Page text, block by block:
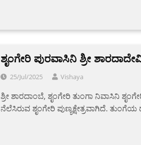
ಶೃಂಗೇರಿ ಪುರವಾಸಿನಿ ಶ್ರೀ
25/Jul/2025 Vishaya
ಶ್ರೀ ಶಾರದಾಂಬೆ, ಶೃಂಗೇರಿ ತುಂಗಾ ನಿವಾಸಿನಿ
ನೆಲೆಸಿರುವ ಶೃಂಗೇರಿ ಪುಣ್ಯಕ್ಷೇತ್ರವಾಗಿದೆ. ತುಂಗೆಯ